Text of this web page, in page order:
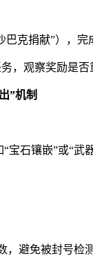
巴克捐献”），完
，观察奖励是否
”机制
宝石镶嵌”或“武
，避免被封号检测